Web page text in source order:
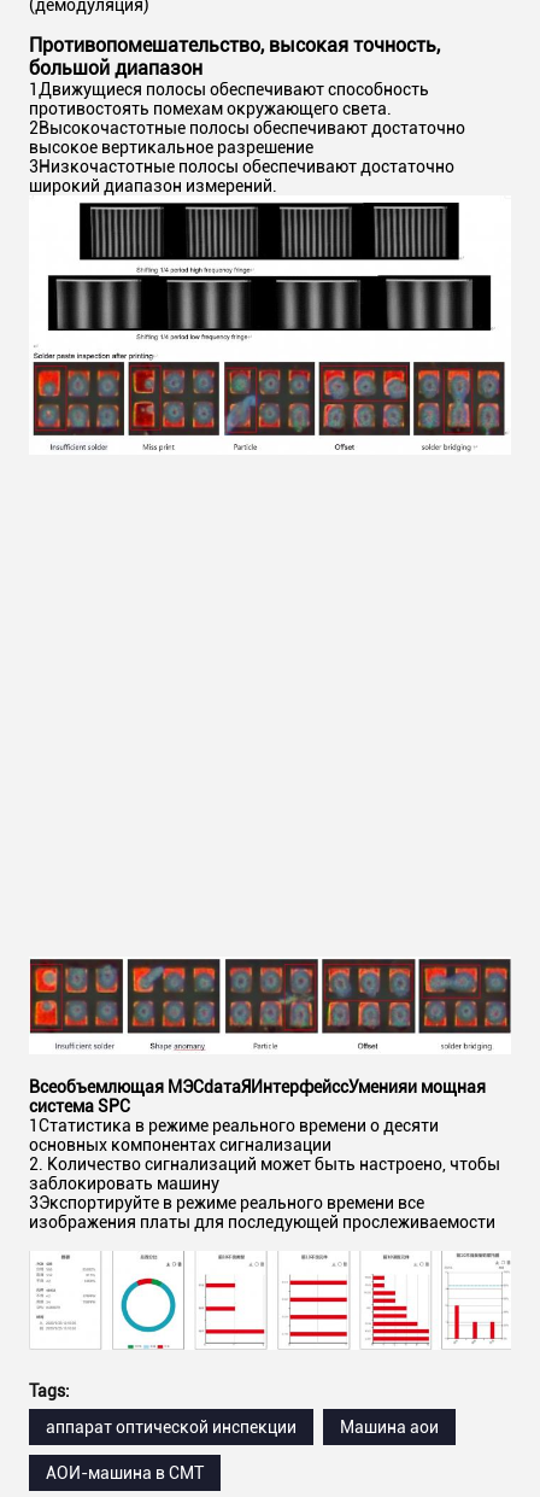
(демодуляция)
Противопомешательство, высокая точность,
большой диапазон
1Движущиеся полосы обеспечивают способность
противостоять помехам окружающего света.
2Высокочастотные полосы обеспечивают достаточно
высокое вертикальное разрешение
3Низкочастотные полосы обеспечивают достаточно
широкий диапазон измерений.
Всеобъемлющая МЭСdатаЯ ИнтерфейсcУменияи мощная
система SPC
1Статистика в режиме реального времени о десяти
основных компонентах сигнализации
2. Количество сигнализаций может быть настроено, чтобы
заблокировать машину
3Экспортируйте в режиме реального времени все
изображения платы для последующей прослеживаемости
Tags:
аппарат оптической инспекции
Машина аои
АОИ-машина в СМТ